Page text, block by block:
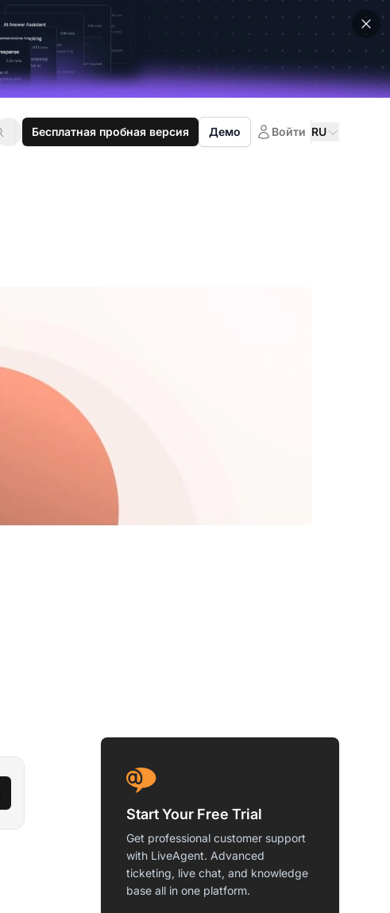
Бесплатная пробная версия Демо Войти RU
Start Your Free Trial
Get professional customer support
with LiveAgent. Advanced
ticketing, live chat, and knowledge
base all in one platform.